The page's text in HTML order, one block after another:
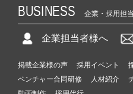
BUSINESS 企業・採用担
企業担当者様へ
掲載企業様の声 採用イベント
ベンチャー合同研修
人材紹介